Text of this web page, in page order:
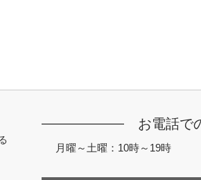
お電話で
月曜～土曜：10時～19時